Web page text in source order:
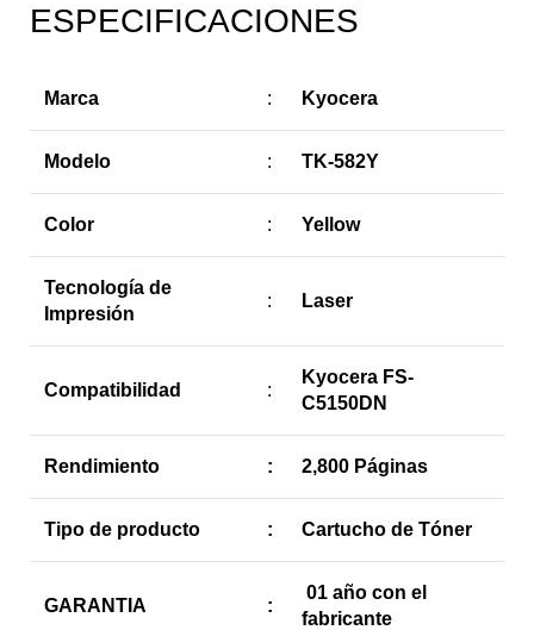
ESPECIFICACIONES
Marca : Kyocera
Modelo : TK-582Y
Color : Yellow
Tecnología de
Impresión
: Laser
Compatibilidad :
Kyocera FS-
C5150DN
Rendimiento : 2,800 Páginas
Tipo de producto : Cartucho de Tóner
GARANTIA :
01 año con el
fabricante